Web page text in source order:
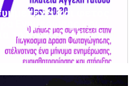
και φέτος
Ενημέρωσης και
τη Νωτιαία Μυϊκή